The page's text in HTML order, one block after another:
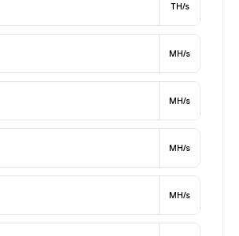
TH/s
MH/s
MH/s
MH/s
MH/s